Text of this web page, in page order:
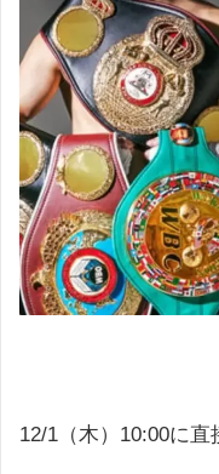
12/1（木）10:00に直